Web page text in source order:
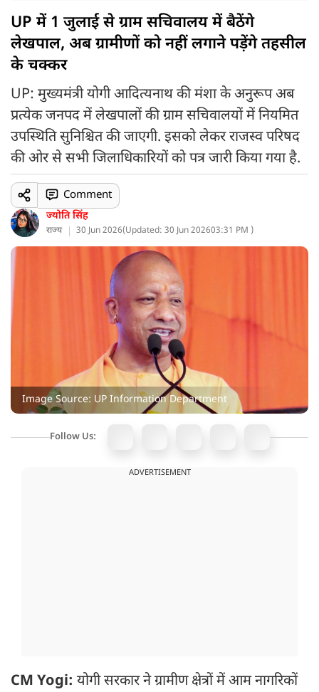
UP में 1 जुलाई से ग्राम सचिवालय में बैठेंगे
लेखपाल, अब ग्रामीणों को नहीं लगाने पड़ेंगे तहसील
के चक्कर
UP: मुख्यमंत्री योगी आदित्यनाथ की मंशा के अनुरूप अब
प्रत्येक जनपद में लेखपालों की ग्राम सचिवालयों में नियमित
उपस्थिति सुनिश्चित की जाएगी. इसको लेकर राजस्व परिषद
की ओर से सभी जिलाधिकारियों को पत्र जारी किया गया है.
ज्योति सिंह
राज्य 30 Jun 2026(Updated: 30 Jun 202603:31 PM )
Comment
Image Source: UP Information Department
Follow Us:
ADVERTISEMENT
CM Yogi: योगी सरकार ने ग्रामीण क्षेत्रों में आम नागरिकों